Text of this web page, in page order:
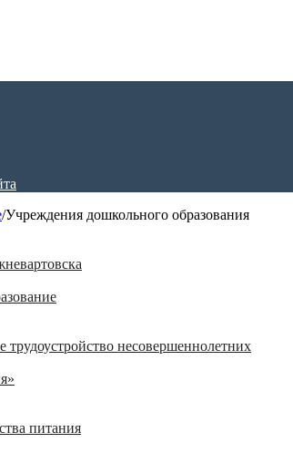
/Учреждения дошкольного образования
несовершеннолетних
питания